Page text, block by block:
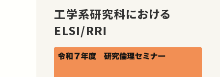
工学系研究科における
ELSI/RRI